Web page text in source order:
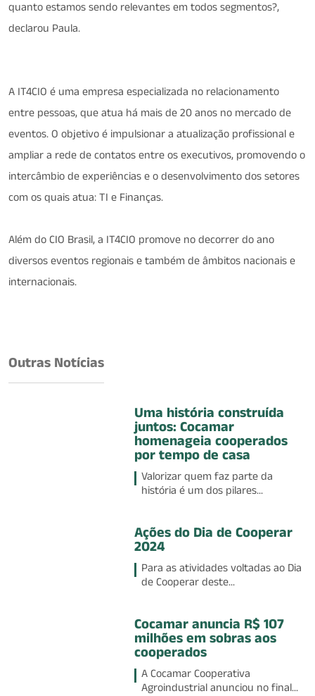
quanto estamos sendo relevantes em todos segmentos?,
declarou Paula.
A IT4CIO é uma empresa especializada no relacionamento
entre pessoas, que atua há mais de 20 anos no mercado de
eventos. O objetivo é impulsionar a atualização profissional e
ampliar a rede de contatos entre os executivos, promovendo o
intercâmbio de experiências e o desenvolvimento dos setores
com os quais atua: TI e Finanças.
Além do CIO Brasil, a IT4CIO promove no decorrer do ano
diversos eventos regionais e também de âmbitos nacionais e
internacionais.
Outras Notícias
Uma história construída
juntos: Cocamar
homenageia cooperados
por tempo de casa
Valorizar quem faz parte da
história é um dos pilares...
Ações do Dia de Cooperar
2024
Para as atividades voltadas ao Dia
de Cooperar deste...
Cocamar anuncia R$ 107
milhões em sobras aos
cooperados
A Cocamar Cooperativa
Agroindustrial anunciou no final...